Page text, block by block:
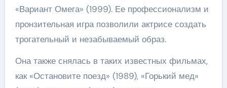
«Вариант Омега» (1999). Ее профессионализм и
пронзительная игра позволили актрисе создать
трогательный и незабываемый образ.
Она также снялась в таких известных фильмах,
как «Остановите поезд» (1989), «Горький мед»